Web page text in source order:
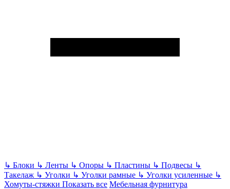
↳ Блоки ↳ Ленты ↳ Опоры ↳ Пластины ↳ Подвесы ↳
Такелаж ↳ Уголки ↳ Уголки рамные ↳ Уголки усиленные ↳
Хомуты-стяжки Показать все Мебельная фурнитура